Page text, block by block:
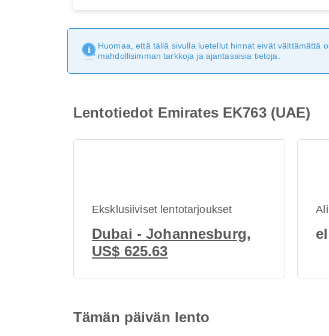
Huomaa, että tällä sivulla luetellut hinnat eivät välttämättä
mahdollisimman tarkkoja ja ajantasaisia tietoja.
Lentotiedot Emirates EK763 (UAE)
Eksklusiiviset lentotarjoukset
Dubai - Johannesburg,
US$ 625.63
Tämän päivän lento